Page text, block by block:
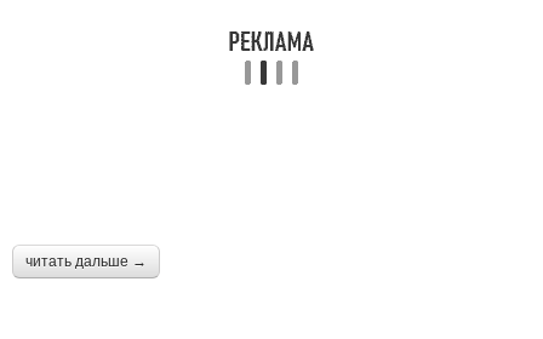
читать дальше →